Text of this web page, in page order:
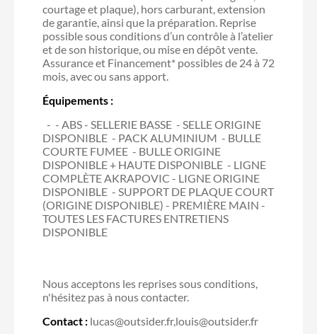
courtage et plaque), hors carburant, extension
de garantie, ainsi que la préparation. Reprise
possible sous conditions d’un contrôle à l’atelier
et de son historique, ou mise en dépôt vente.
Assurance et Financement* possibles de 24 à 72
mois, avec ou sans apport.
Équipements :
- ABS - SELLERIE BASSE - SELLE ORIGINE
DISPONIBLE - PACK ALUMINIUM - BULLE
COURTE FUMEE - BULLE ORIGINE
DISPONIBLE + HAUTE DISPONIBLE - LIGNE
COMPLÈTE AKRAPOVIC - LIGNE ORIGINE
DISPONIBLE - SUPPORT DE PLAQUE COURT
(ORIGINE DISPONIBLE) - PREMIÈRE MAIN -
TOUTES LES FACTURES ENTRETIENS
DISPONIBLE
Nous acceptons les reprises sous conditions,
n'hésitez pas à nous contacter.
Contact : lucas@outsider.fr,louis@outsider.fr